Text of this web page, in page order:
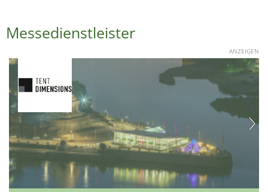
Messedienstleister
ANZEIGEN